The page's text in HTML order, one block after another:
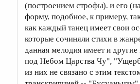
(построением строфы). и его
форму, подобное, к примеру,
как каждый танец имеет свои
которые сочиняли стихи в
данная мелодия имеет и
под Небом Царства Чу",
из них не связано с этим